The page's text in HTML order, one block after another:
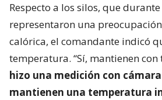
Respecto a los silos, que
representaron una
calórica, el comandante indicó
temperatura. “Sí, mantienen
hizo una medición con
mantienen una temperatura